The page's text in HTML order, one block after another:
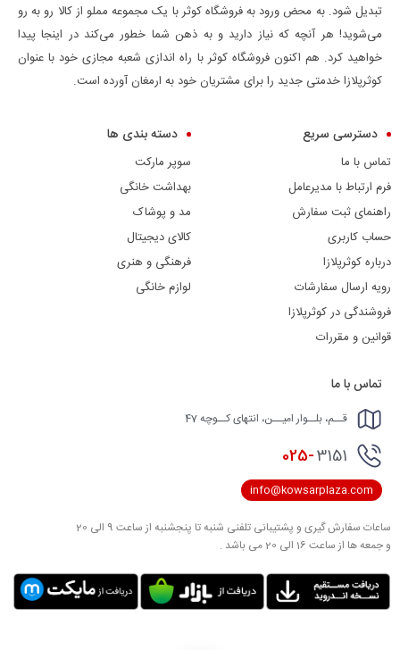
تبدیل شود. به محض ورود به فروشگاه کوثر با یک مجموعه مملو از کالا رو به رو
می‌شوید! هر آنچه که نیاز دارید و به ذهن شما خطور می‌کند در اینجا پیدا
خواهید کرد. هم اکنون فروشگاه کوثر با راه اندازی شعبه مجازی خود با عنوان
کوثرپلازا خدمتی جدید را برای مشتریان خود به ارمغان آورده است.
دسترسی سریع
تماس با ما
فرم ارتباط با مدیرعامل
راهنمای ثبت سفارش
حساب کاربری
درباره کوثرپلازا
رویه ارسال سفارشات
فروشندگی در کوثرپلازا
قوانین و مقررات
دسته بندی ها
سوپر مارکت
بهداشت خانگی
مد و پوشاک
کالای دیجیتال
فرهنگی و هنری
لوازم خانگی
تماس با ما
قــم، بلــوار امیــن، انتهای کــوچه 47
025-3151
info@kowsarplaza.com
ساعات سفارش گیری و پشتیبانی تلفنی شنبه تا پنجشنبه از ساعت 9 الی 20
و جمعه ها از ساعت 16 الی 20 می باشد .